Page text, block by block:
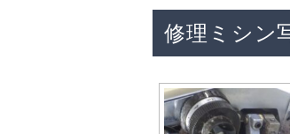
修理ミシン